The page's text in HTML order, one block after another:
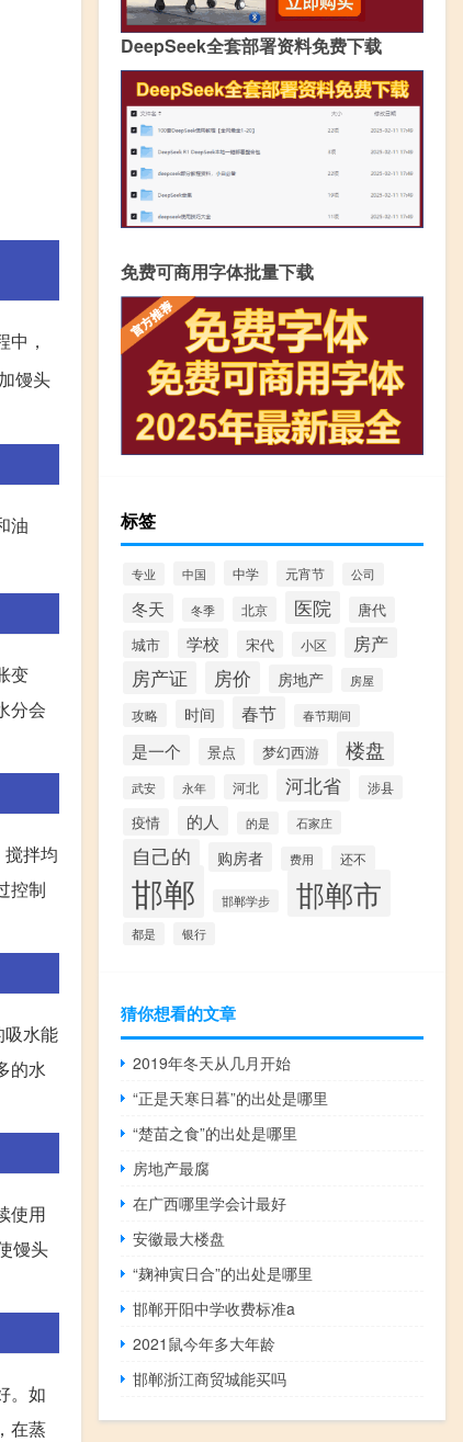
，
馒头
油
变
分会
拌均
控制
吸水能
的水
使用
馒头
。如
在蒸
DeepSeek全套部署资料免费下载
免费可商用字体批量下载
标签
专业 中国 中学 元宵节 公司
冬天 冬季 北京 医院 唐代
城市 学校 宋代 小区 房产
房产证 房价 房地产
房屋
攻略
时间 春节 春节期间
是一个 景点 梦幻西游 楼盘
武安 永年 河北 河北省 涉县
疫情 的人 的是 石家庄
自己的 购房者 费用 还不
邯郸 邯郸学步 邯郸市
都是 银行
猜你想看的文章
2019年冬天从几月开始
“正是天寒日暮”的出处是哪里
“楚苗之食”的出处是哪里
房地产最腐
在广西哪里学会计最好
安徽最大楼盘
“麹神寅日合”的出处是哪里
邯郸开阳中学收费标准a
2021鼠今年多大年龄
邯郸浙江商贸城能买吗